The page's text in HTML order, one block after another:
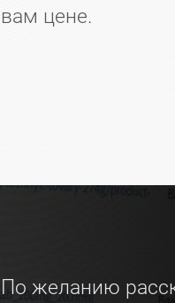
цене.
желанию